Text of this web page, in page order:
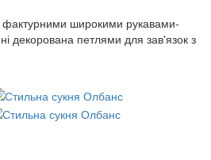
фактурними широкими рукавами-
декорована петлями для зав'язок з